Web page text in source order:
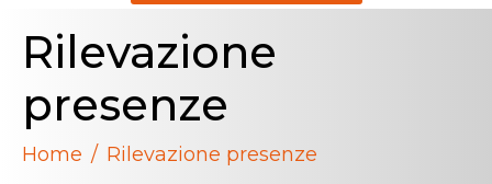
Rilevazione
presenze
Home Rilevazione presenze